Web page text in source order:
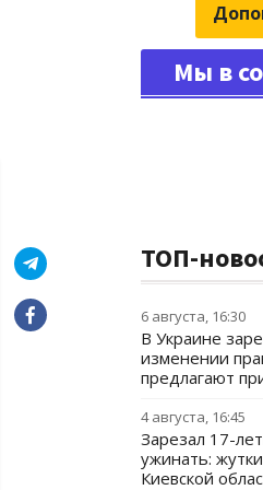
Мы в
ТОП-
6 августа, 16:30
В Украине
изменении
предлагают
4 августа, 16:45
Зарезал 17-
ужинать:
Киевской